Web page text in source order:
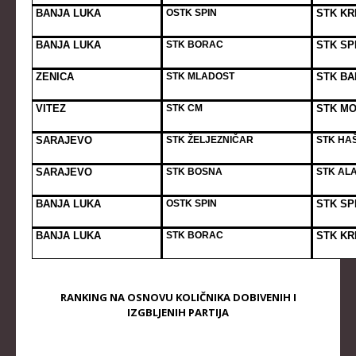
MLAĐI KADETI
MLAĐE KADETKINJE
NAJMLAĐI KADETI
NAJMLAĐE KADETKINJE
DOKUMENTI
KALENDARI I RASPOREDI
BILTENI TAKMIČENJA
PRAVILNICI
OPŠTI DOKUMENTI
BANJA LUKA OSTK SPIN STK
BANJA LUKA STK BORAC STK
ZENICA STK MLADOST STK
VITEZ STK CM STK
SARAJEVO STK ŽELJEZNIČAR STK
SARAJEVO STK BOSNA STK
BANJA LUKA OSTK SPIN STK
BANJA LUKA STK BORAC STK
RANKING NA OSNOVU KOLIČNIKA DOBIVENIH I
IZGBLJENIH PARTIJA